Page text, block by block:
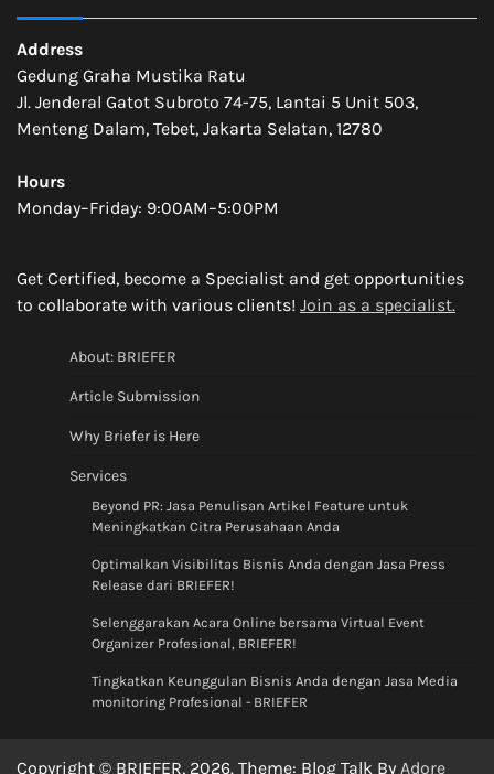
Address
Gedung Graha Mustika Ratu
Jl. Jenderal Gatot Subroto 74-75, Lantai 5 Unit 503,
Menteng Dalam, Tebet, Jakarta Selatan, 12780
Hours
Monday–Friday: 9:00AM–5:00PM
Get Certified, become a Specialist and get opportunities
to collaborate with various clients! Join as a specialist.
About: BRIEFER
Article Submission
Why Briefer is Here
Services
Beyond PR: Jasa Penulisan Artikel Feature untuk
Meningkatkan Citra Perusahaan Anda
Optimalkan Visibilitas Bisnis Anda dengan Jasa Press
Release dari BRIEFER!
Selenggarakan Acara Online bersama Virtual Event
Organizer Profesional, BRIEFER!
Tingkatkan Keunggulan Bisnis Anda dengan Jasa Media
monitoring Profesional - BRIEFER
Copyright © BRIEFER, 2026. Theme: Blog Talk By Adore